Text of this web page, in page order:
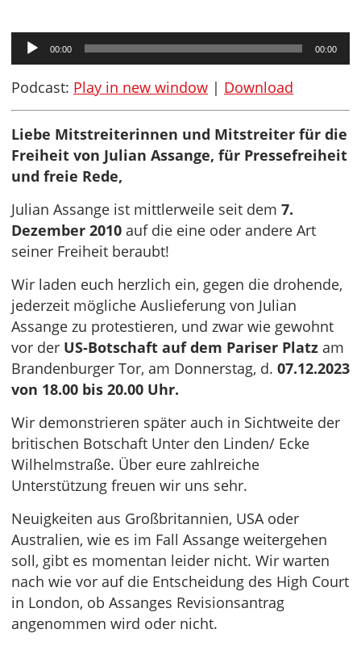
Audio-
Player
00:00 00:00
Podcast: Play in new window | Download
Liebe Mitstreiterinnen und Mitstreiter für die
Freiheit von Julian Assange, für Pressefreiheit
und freie Rede,
Julian Assange ist mittlerweile seit dem 7.
Dezember 2010 auf die eine oder andere Art
seiner Freiheit beraubt!
Wir laden euch herzlich ein, gegen die drohende,
jederzeit mögliche Auslieferung von Julian
Assange zu protestieren, und zwar wie gewohnt
vor der US-Botschaft auf dem Pariser Platz am
Brandenburger Tor, am Donnerstag, d. 07.12.2023
von 18.00 bis 20.00 Uhr.
Wir demonstrieren später auch in Sichtweite der
britischen Botschaft Unter den Linden/ Ecke
Wilhelmstraße. Über eure zahlreiche
Unterstützung freuen wir uns sehr.
Neuigkeiten aus Großbritannien, USA oder
Australien, wie es im Fall Assange weitergehen
soll, gibt es momentan leider nicht. Wir warten
nach wie vor auf die Entscheidung des High Court
in London, ob Assanges Revisionsantrag
angenommen wird oder nicht.